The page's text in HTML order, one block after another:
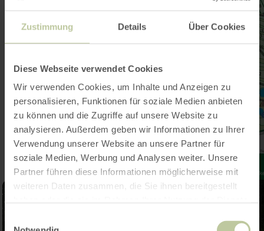
Zustimmung Details Über Cookies
Diese Webseite verwendet Cookies
Wir verwenden Cookies, um Inhalte und Anzeigen zu
personalisieren, Funktionen für soziale Medien anbieten
zu können und die Zugriffe auf unsere Website zu
analysieren. Außerdem geben wir Informationen zu Ihrer
Verwendung unserer Website an unsere Partner für
soziale Medien, Werbung und Analysen weiter. Unsere
Partner führen diese Informationen möglicherweise mit
weiteren Daten zusammen, die Sie ihnen bereitgestellt